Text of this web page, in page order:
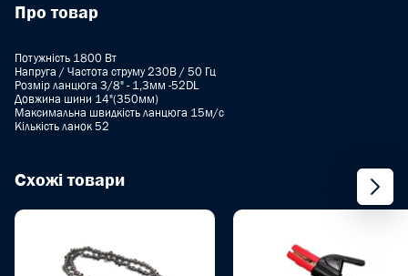
Про товар
Потужність 1800 Вт
Напруга / Частота струму 230В / 50 Гц
Розмір ланцюга 3/8" - 1,3мм -52DL
Довжина шини 14"(350мм)
Максимальна швидкість ланцюга 15м/с
Кількість ланок 52
Схожі товари